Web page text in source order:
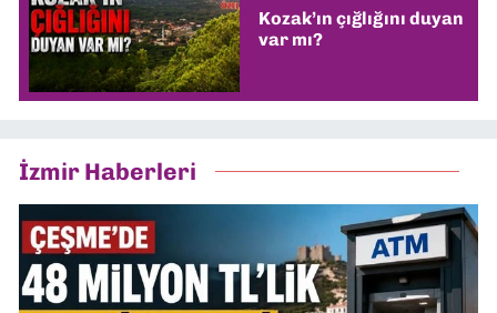
Kozak’ın çığlığını duyan
var mı?
İzmir Haberleri